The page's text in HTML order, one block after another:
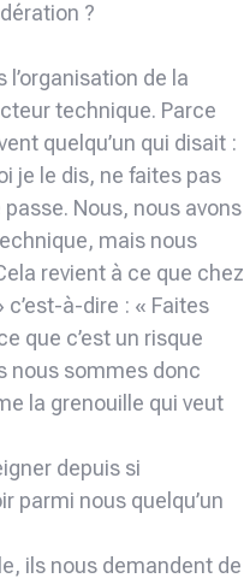
?
l’organisation de la
technique. Parce
quelqu’un qui disait :
je le dis, ne faites pas
Nous, nous avons
mais nous
revient à ce que chez
à-dire : « Faites
que c’est un risque
nous sommes donc
la grenouille qui veut
depuis si
parmi nous quelqu’un
ils nous demandent de